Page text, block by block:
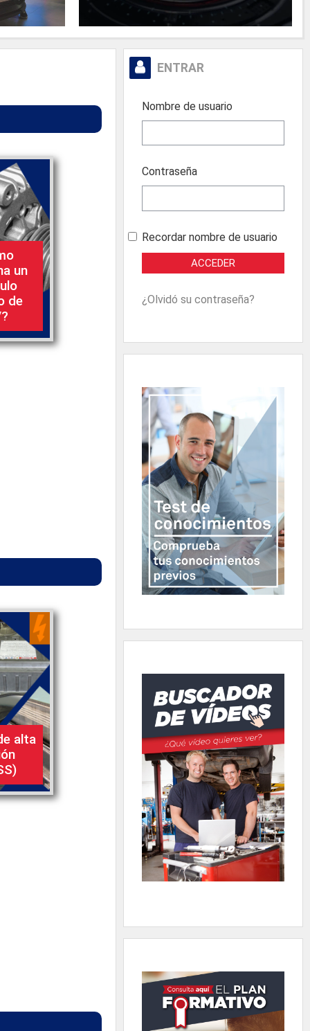
un
de
alta
Saltar Entrar
ENTRAR
Nombre de usuario
Contraseña
Recordar nombre de usuario
¿Olvidó su contraseña?